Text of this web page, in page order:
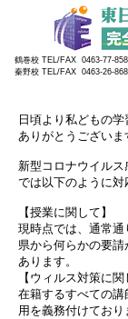
鶴巻校 TEL/FAX 0463-77-
秦野校 TEL/FAX 0463-26-
日頃より私どもの
ありがとうございま
新型コロナウイル
では以下のように対
【授業に関して】
現時点では、通常
県から何らかの要
あります。
【ウィルス対策に関
在籍するすべての
用を義務付けてお